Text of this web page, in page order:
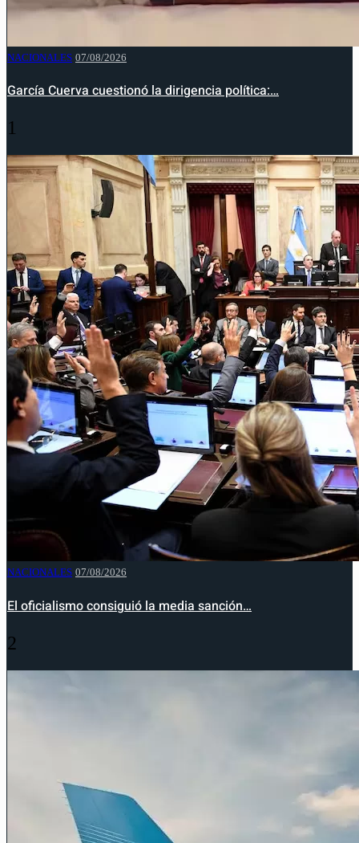
NACIONALES 07/08/2026
García Cuerva cuestionó la dirigencia política:…
1
NACIONALES 07/08/2026
El oficialismo consiguió la media sanción…
2